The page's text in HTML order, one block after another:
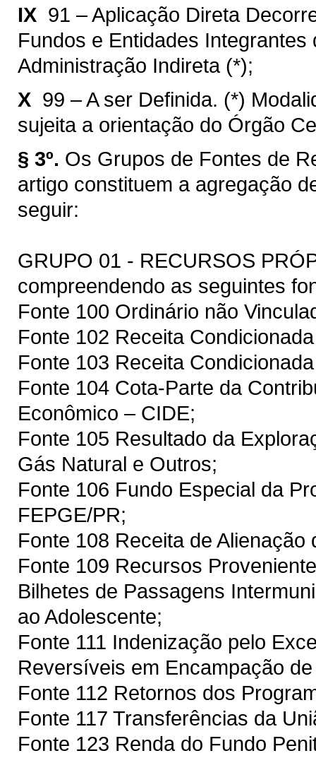
IX  91 – Aplicação Direta
Fundos e Entidades
Administração Indireta (*);
X  99 – A ser Definida. (*)
sujeita a orientação do Órgão
§ 3º. Os Grupos de Fontes de
artigo constituem a agregação
seguir:
GRUPO 01 - RECURSOS
compreendendo as seguintes
Fonte 100 Ordinário não
Fonte 102 Receita
Fonte 103 Receita
Fonte 104 Cota-Parte da
Econômico – CIDE;
Fonte 105 Resultado da
Gás Natural e Outros;
Fonte 106 Fundo Especial da
FEPGE/PR;
Fonte 108 Receita de
Fonte 109 Recursos
Bilhetes de Passagens
ao Adolescente;
Fonte 111 Indenização pelo
Reversíveis em Encampação
Fonte 112 Retornos dos
Fonte 117 Transferências da
Fonte 123 Renda do Fundo